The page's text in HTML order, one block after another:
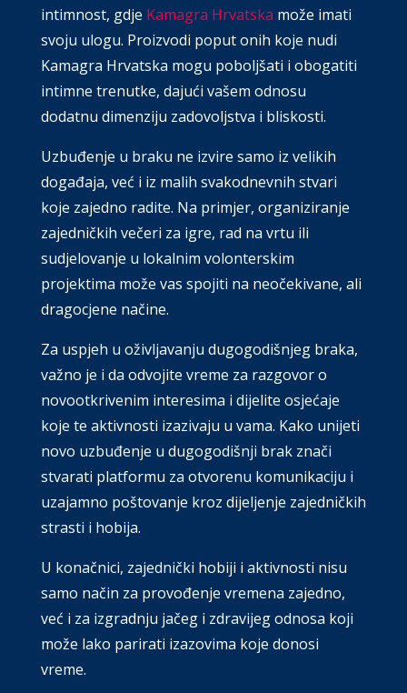
intimnost, gdje Kamagra Hrvatska može imati
svoju ulogu. Proizvodi poput onih koje nudi
Kamagra Hrvatska mogu poboljšati i obogatiti
intimne trenutke, dajući vašem odnosu
dodatnu dimenziju zadovoljstva i bliskosti.
Uzbuđenje u braku ne izvire samo iz velikih
događaja, već i iz malih svakodnevnih stvari
koje zajedno radite. Na primjer, organiziranje
zajedničkih večeri za igre, rad na vrtu ili
sudjelovanje u lokalnim volonterskim
projektima može vas spojiti na neočekivane, ali
dragocjene načine.
Za uspjeh u oživljavanju dugogodišnjeg braka,
važno je i da odvojite vreme za razgovor o
novootkrivenim interesima i dijelite osjećaje
koje te aktivnosti izazivaju u vama. Kako unijeti
novo uzbuđenje u dugogodišnji brak znači
stvarati platformu za otvorenu komunikaciju i
uzajamno poštovanje kroz dijeljenje zajedničkih
strasti i hobija.
U konačnici, zajednički hobiji i aktivnosti nisu
samo način za provođenje vremena zajedno,
već i za izgradnju jačeg i zdravijeg odnosa koji
može lako parirati izazovima koje donosi
vreme.